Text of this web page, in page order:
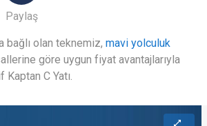
Paylaş
bağlı olan teknemiz, mavi yolculuk
göre uygun fiyat avantajlarıyla
C Yatı.